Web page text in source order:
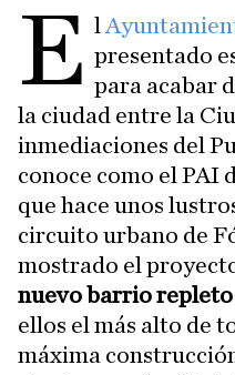
E l
presentado
para acabar
la ciudad entre la
inmediaciones del
conoce como el PAI
que hace unos
circuito urbano de
mostrado el
nuevo barrio repleto
ellos el más alto de
máxima